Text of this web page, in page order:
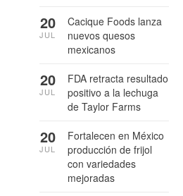
Cacique Foods lanza
nuevos quesos
mexicanos
20
JUL
FDA retracta resultado
positivo a la lechuga
de Taylor Farms
20
JUL
Fortalecen en México
producción de frijol
con variedades
mejoradas
20
JUL